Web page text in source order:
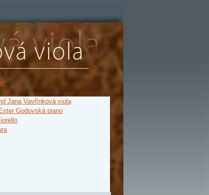
Jana Vavřínková viola
Godovská piano